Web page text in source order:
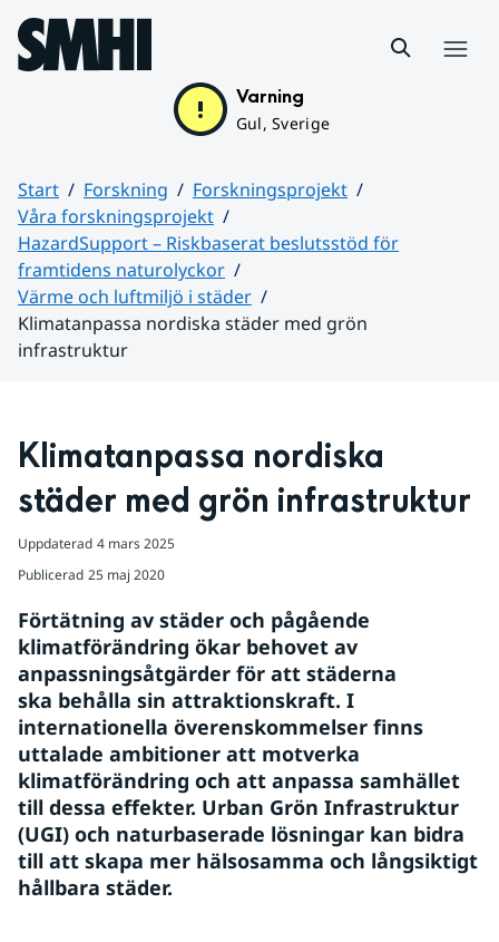
Hoppa till sidans innehåll
Varning
Gul, Sverige
Start Forskning
Forskningsprojekt
Våra forskningsprojekt
HazardSupport – Riskbaserat beslutsstöd för
framtidens naturolyckor
Värme och luftmiljö i städer
Klimatanpassa nordiska städer med grön
infrastruktur
Klimatanpassa nordiska
städer med grön infrastruktur
Uppdaterad 4 mars 2025
Publicerad 25 maj 2020
Förtätning av städer och pågående
klimatförändring ökar behovet av
anpassningsåtgärder för att städerna
ska behålla sin attraktionskraft. I
internationella överenskommelser finns
uttalade ambitioner att motverka
klimatförändring och att anpassa samhället
till dessa effekter. Urban Grön Infrastruktur
(UGI) och naturbaserade lösningar kan bidra
till att skapa mer hälsosamma och långsiktigt
hållbara städer.